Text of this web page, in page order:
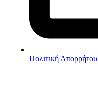
Πολιτική Απορρήτου